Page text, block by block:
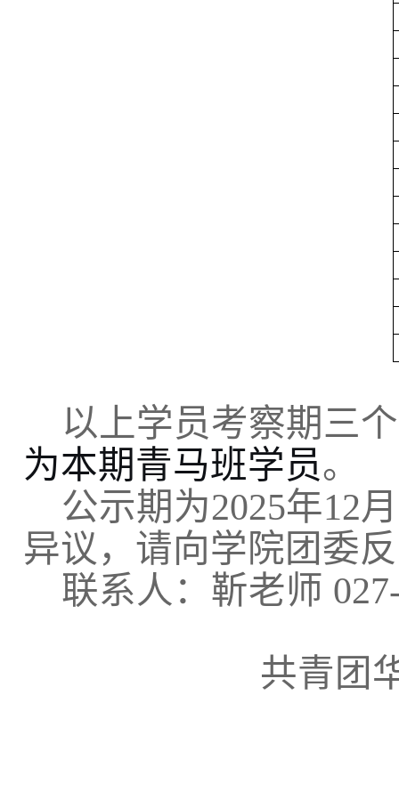
以上学员考察期三
为本期青马班学员。
公示期为2025年12月
异议，请向学院团委
联系人：靳老师
共青团